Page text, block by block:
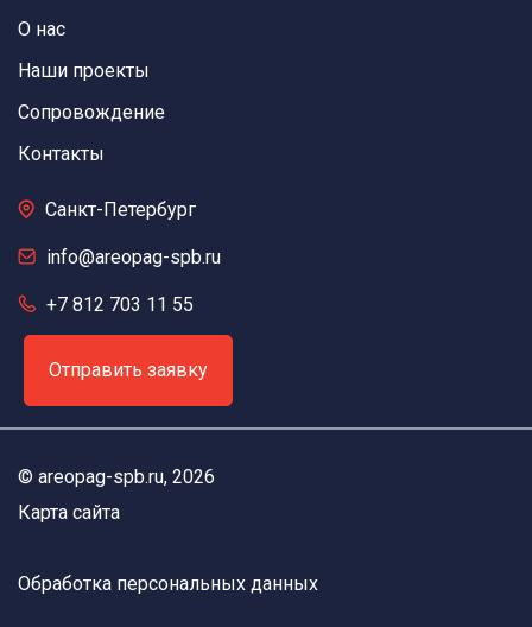
О нас
Наши проекты
Сопровождение
Контакты
Санкт-Петербург
info@areopag-spb.ru
+7 812 703 11 55
Отправить заявку
© areopag-spb.ru, 2026
Карта сайта
Обработка персональных данных